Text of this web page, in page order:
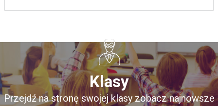
Klasy
Przejdź na stronę swojej klasy zobacz najnowsze